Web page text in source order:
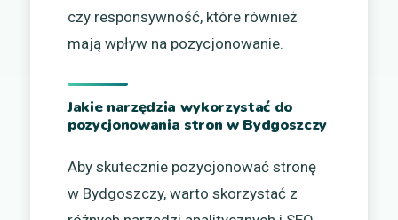
czy responsywność, które również
mają wpływ na pozycjonowanie.
Jakie narzędzia wykorzystać do
pozycjonowania stron w Bydgoszczy
Aby skutecznie pozycjonować stronę
w Bydgoszczy, warto skorzystać z